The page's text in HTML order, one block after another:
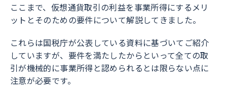
ここまで、仮想通貨取引の利益を事業所得にするメリ
ットとそのための要件について解説してきました。
これらは国税庁が公表している資料に基づいてご紹介
していますが、要件を満たしたからといって全ての取
引が機械的に事業所得と認められるとは限らない点に
注意が必要です。